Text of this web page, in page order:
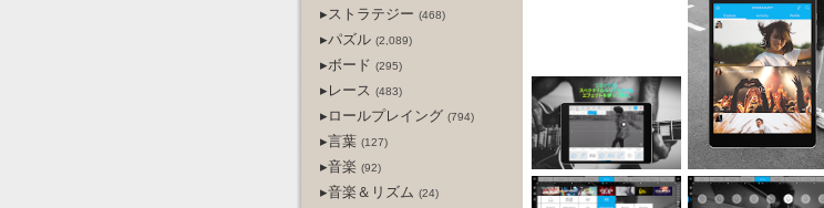
▸ストラテジー (468)
▸パズル (2,089)
▸ボード (295)
▸レース (483)
▸ロールプレイング (794)
▸言葉 (127)
▸音楽 (92)
▸音楽＆リズム (24)